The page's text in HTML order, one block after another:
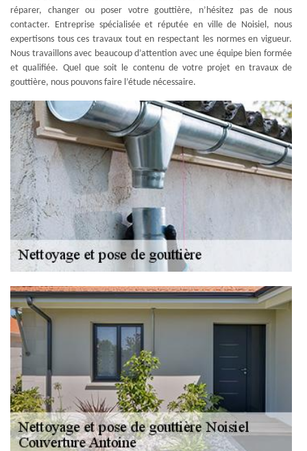
réparer, changer ou poser votre gouttière, n’hésitez pas de nous
contacter. Entreprise spécialisée et réputée en ville de Noisiel, nous
expertisons tous ces travaux tout en respectant les normes en vigueur.
Nous travaillons avec beaucoup d’attention avec une équipe bien formée
et qualifiée. Quel que soit le contenu de votre projet en travaux de
gouttière, nous pouvons faire l’étude nécessaire.